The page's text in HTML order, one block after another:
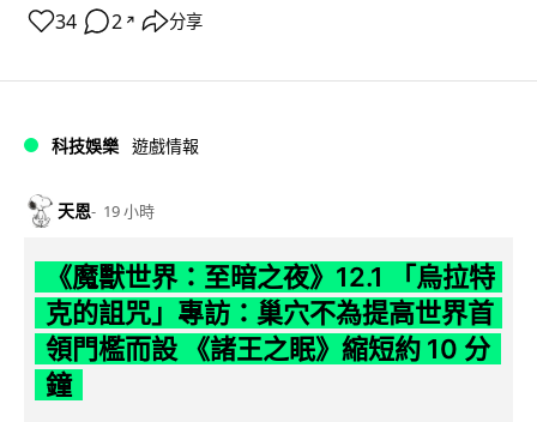
34 2 ↗ 分享
科技娛樂 遊戲情報
天恩 19 小時
《魔獸世界：至暗之夜》12.1 「烏拉特
克的詛咒」專訪：巢穴不為提高世界首
領門檻而設 《諸王之眠》縮短約 10 分
鐘